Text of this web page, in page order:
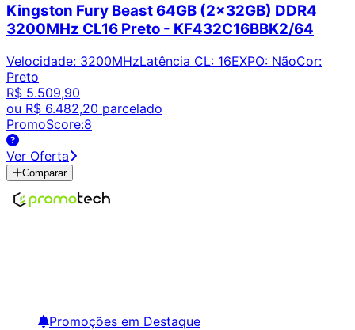
Kingston Fury Beast 64GB (2x32GB) DDR4
3200MHz CL16 Preto - KF432C16BBK2/64
Velocidade: 3200MHzLatência CL: 16EXPO: NãoCor:
Preto
R$ 5.509,90
ou R$ 6.482,20 parcelado
PromoScore:8
Ver Oferta
Comparar
Promoções em Destaque